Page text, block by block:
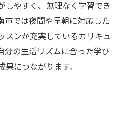
しやすく、無理なく学習でき
市では夜間や早朝に対応した
スンが充実しているカリキュ
分の生活リズムに合った学び
につながります。